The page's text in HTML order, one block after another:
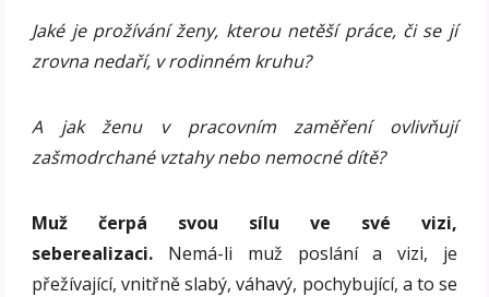
Jaké je prožívání ženy, kterou netěší práce, či se jí
zrovna nedaří, v rodinném kruhu?
A jak ženu v pracovním zaměření ovlivňují
zašmodrchané vztahy nebo nemocné dítě?
Muž čerpá svou sílu ve své vizi,
seberealizaci. Nemá-li muž poslání a vizi, je
přežívající, vnitřně slabý, váhavý, pochybující, a to se